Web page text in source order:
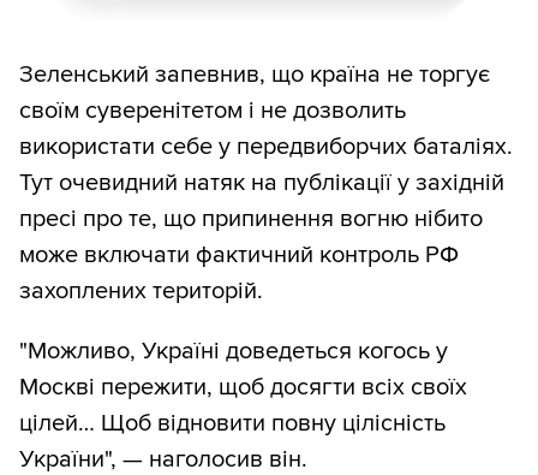
Зеленський запевнив, що країна не торгує
своїм суверенітетом і не дозволить
використати себе у передвиборчих баталіях.
Тут очевидний натяк на публікації у західній
пресі про те, що припинення вогню нібито
може включати фактичний контроль РФ
захоплених територій.
"Можливо, Україні доведеться когось у
Москві пережити, щоб досягти всіх своїх
цілей… Щоб відновити повну цілісність
України", — наголосив він.